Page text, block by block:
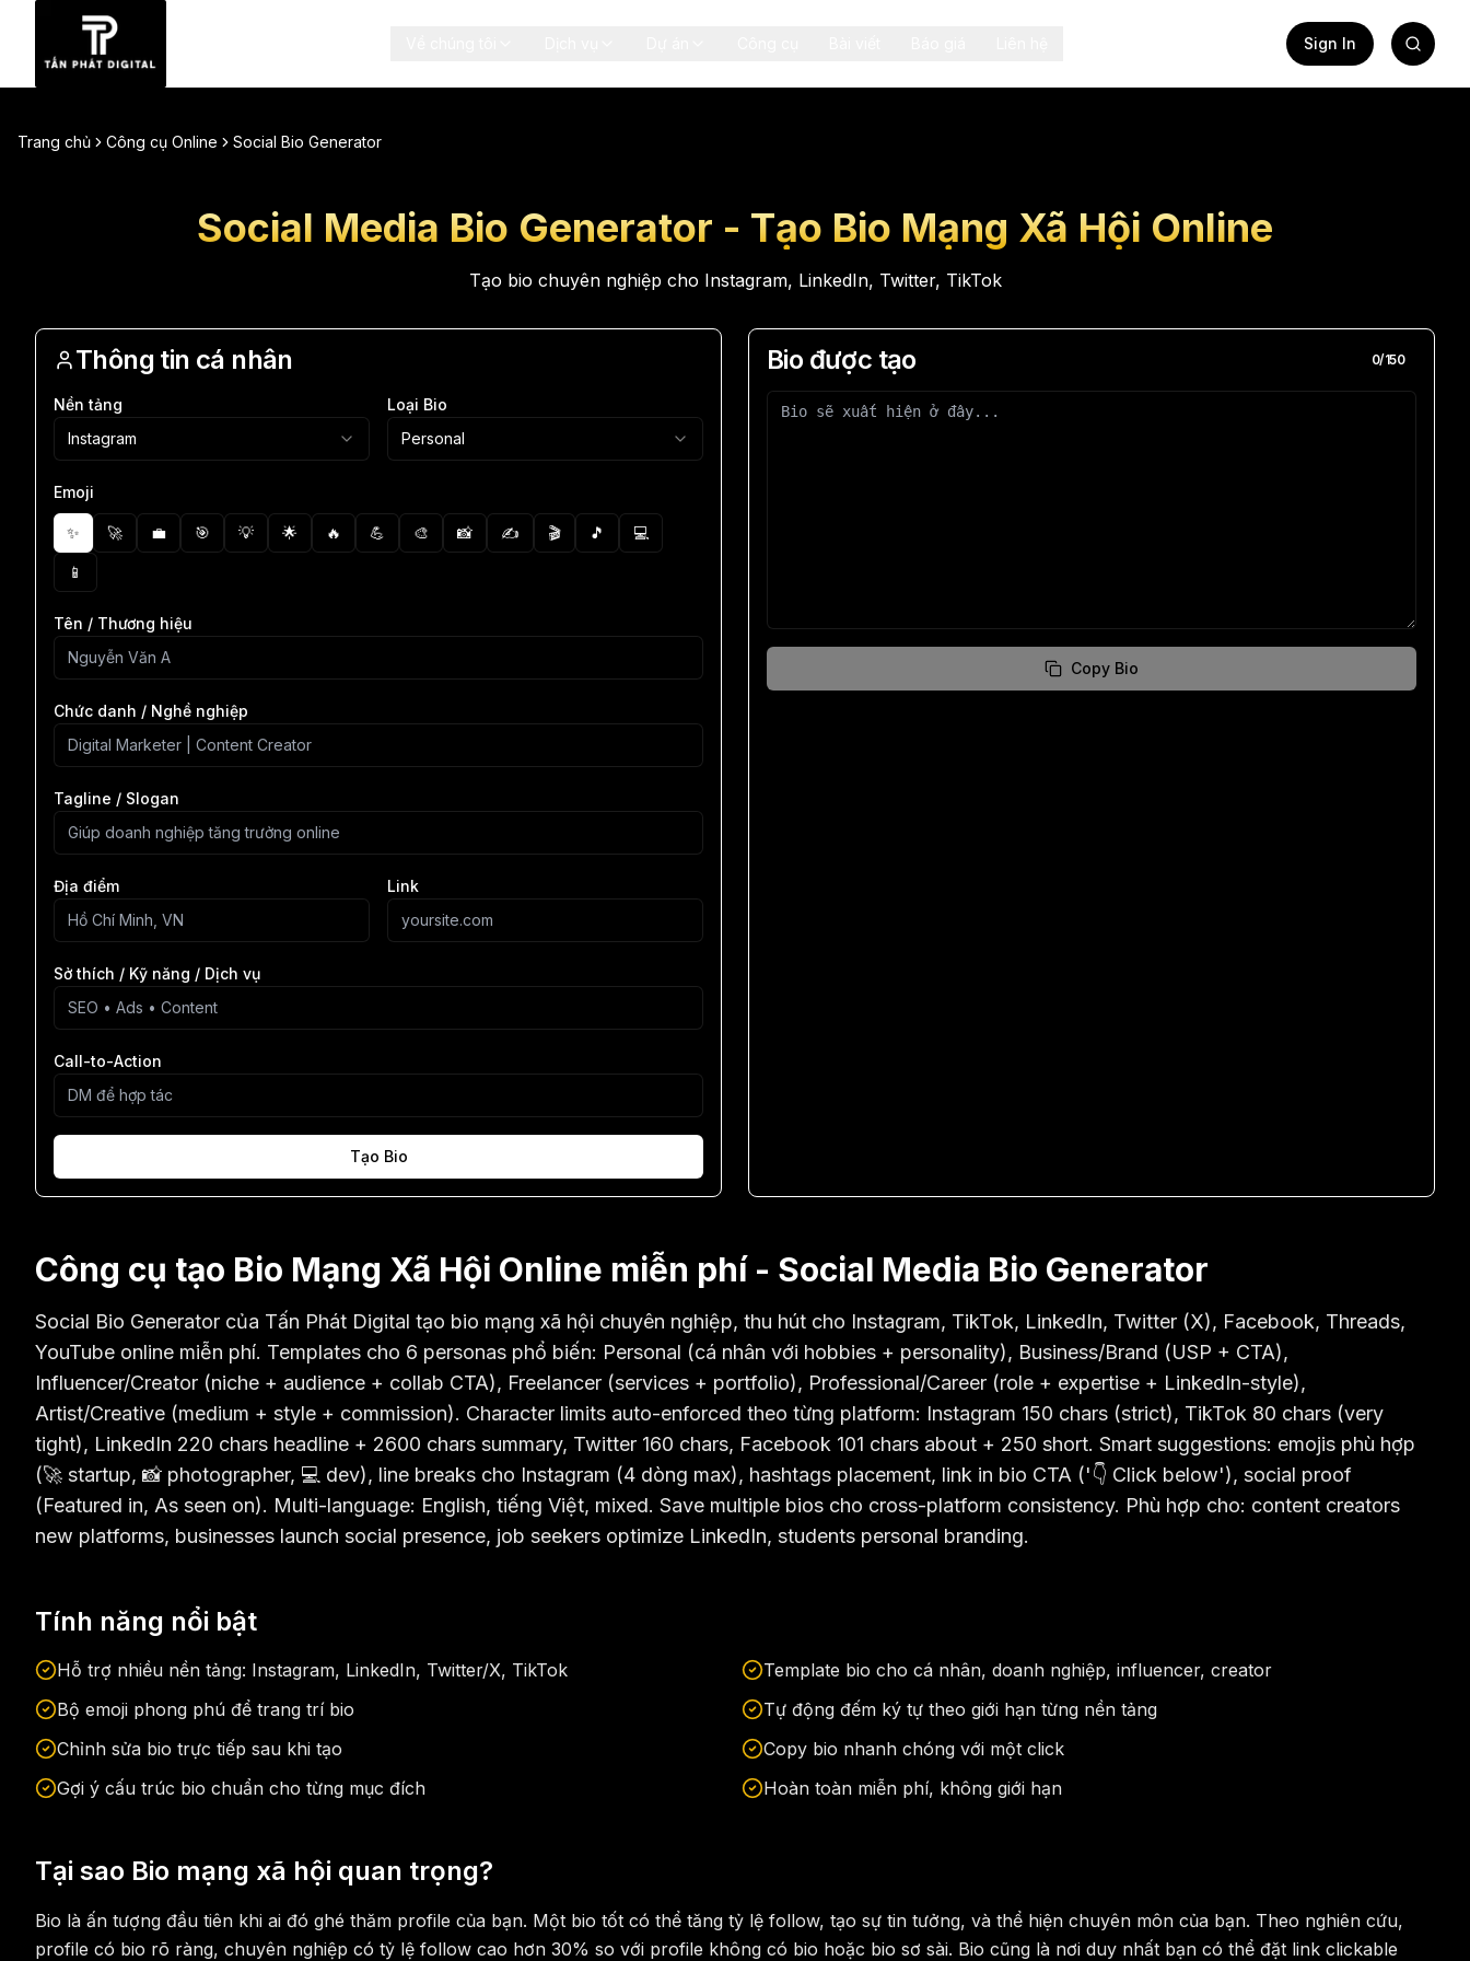
Sign In
Trang chủ Công cụ Online Social Bio Generator
Social Media Bio Generator - Tạo Bio Mạng Xã Hội Online
Tạo bio chuyên nghiệp cho Instagram, LinkedIn, Twitter, TikTok
Thông tin cá nhân
Nền tảng
Instagram
Loại Bio
Personal
Emoji
✨ 🚀 💼 🎯 💡 🌟 🔥 💪 🎨 📸 ✍️ 🎬 🎵 💻
📱
Tên / Thương hiệu
Chức danh / Nghề nghiệp
Tagline / Slogan
Địa điểm Link
Sở thích / Kỹ năng / Dịch vụ
Call-to-Action
Tạo Bio
Bio được tạo 0/150
Copy Bio
Công cụ tạo Bio Mạng Xã Hội Online miễn phí - Social Media Bio Generator
Social Bio Generator của Tấn Phát Digital tạo bio mạng xã hội chuyên nghiệp, thu hút cho Instagram, TikTok, LinkedIn, Twitter (X), Facebook, Threads,
YouTube online miễn phí. Templates cho 6 personas phổ biến: Personal (cá nhân với hobbies + personality), Business/Brand (USP + CTA),
Influencer/Creator (niche + audience + collab CTA), Freelancer (services + portfolio), Professional/Career (role + expertise + LinkedIn-style),
Artist/Creative (medium + style + commission). Character limits auto-enforced theo từng platform: Instagram 150 chars (strict), TikTok 80 chars (very
tight), LinkedIn 220 chars headline + 2600 chars summary, Twitter 160 chars, Facebook 101 chars about + 250 short. Smart suggestions: emojis phù hợp
(🚀 startup, 📸 photographer, 💻 dev), line breaks cho Instagram (4 dòng max), hashtags placement, link in bio CTA ('👇 Click below'), social proof
(Featured in, As seen on). Multi-language: English, tiếng Việt, mixed. Save multiple bios cho cross-platform consistency. Phù hợp cho: content creators
new platforms, businesses launch social presence, job seekers optimize LinkedIn, students personal branding.
Tính năng nổi bật
Hỗ trợ nhiều nền tảng: Instagram, LinkedIn, Twitter/X, TikTok
Template bio cho cá nhân, doanh nghiệp, influencer, creator
Bộ emoji phong phú để trang trí bio
Tự động đếm ký tự theo giới hạn từng nền tảng
Chỉnh sửa bio trực tiếp sau khi tạo
Copy bio nhanh chóng với một click
Gợi ý cấu trúc bio chuẩn cho từng mục đích
Hoàn toàn miễn phí, không giới hạn
Tại sao Bio mạng xã hội quan trọng?
Bio là ấn tượng đầu tiên khi ai đó ghé thăm profile của bạn. Một bio tốt có thể tăng tỷ lệ follow, tạo sự tin tưởng, và thể hiện chuyên môn của bạn. Theo nghiên cứu,
profile có bio rõ ràng, chuyên nghiệp có tỷ lệ follow cao hơn 30% so với profile không có bio hoặc bio sơ sài. Bio cũng là nơi duy nhất bạn có thể đặt link clickable